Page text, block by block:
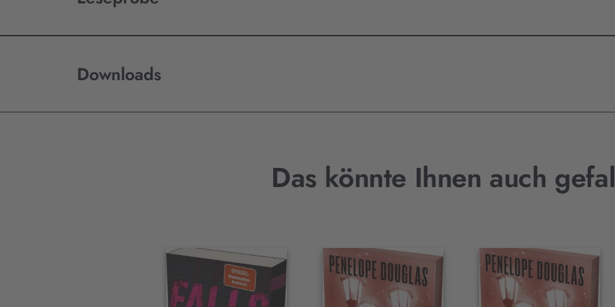
Downloads
Das könnte Ihnen auch
Interaktives